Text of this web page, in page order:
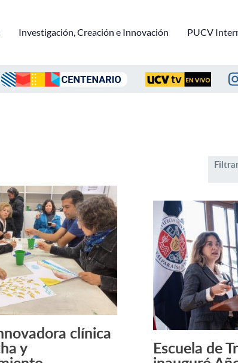
Investigación, Creación e Innovación PUCV
Leer más +
clínica
y Escuela de